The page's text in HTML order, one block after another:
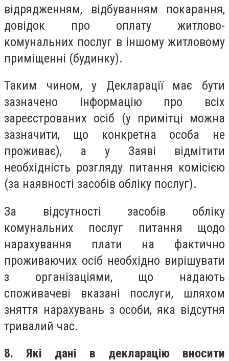
відрядженням, відбуванням покарання,
довідок про оплату житлово-
комунальних послуг в іншому житловому
приміщенні (будинку).
Таким чином, у Декларації має бути
зазначено інформацію про всіх
зареєстрованих осіб (у примітці можна
зазначити, що конкретна особа не
проживає), а у Заяві відмітити
необхідність розгляду питання комісією
(за наявності засобів обліку послуг).
За відсутності засобів обліку
комунальних послуг питання щодо
нарахування плати на фактично
проживаючих осіб необхідно вирішувати
з організаціями, що надають
споживачеві вказані послуги, шляхом
зняття нарахувань з особи, яка відсутня
тривалий час.
8. Які дані в декларацію вносити